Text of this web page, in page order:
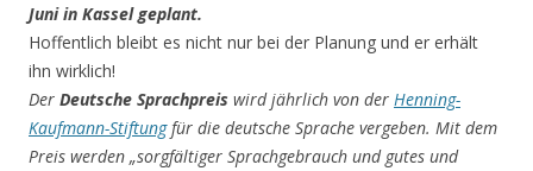
Juni in Kassel geplant.
Hoffentlich bleibt es nicht nur bei der Planung und er erhält
ihn wirklich!
Der Deutsche Sprachpreis wird jährlich von der Henning-
Kaufmann-Stiftungfür die deutsche Sprache vergeben. Mit dem
Preis werden „sorgfältiger Sprachgebrauch und gutes und